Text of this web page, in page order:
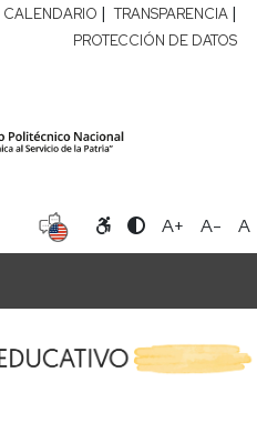
CALENDARIO | TRANSPARENCIA |
PROTECCIÓN DE DATOS
A+ A- A